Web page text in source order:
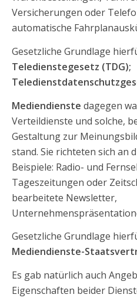
Versicherungen oder
automatische
Gesetzliche Grundlage
Teledienstegesetz (TDG);
Mediendienste dagegen
Verteildienste und solche,
Gestaltung zur
stand. Sie richteten sich an
Beispiele: Radio- und
Tageszeitungen oder
bearbeitete Newsletter,
Gesetzliche Grundlage
Mediendienste-
Es gab natürlich auch
Eigenschaften beider